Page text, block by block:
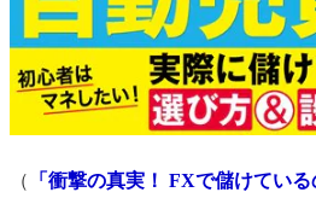
（
「衝撃の真実！ FXで儲けてい